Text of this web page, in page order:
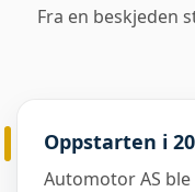
Fra en beskjeden
Oppstarten i
Automotor AS